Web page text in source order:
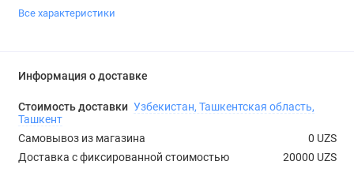
Все характеристики
Информация о доставке
Стоимость доставки Узбекистан, Ташкентская область,
Ташкент
Самовывоз из магазина
0 UZS
Доставка с фиксированной стоимостью
20000 UZS